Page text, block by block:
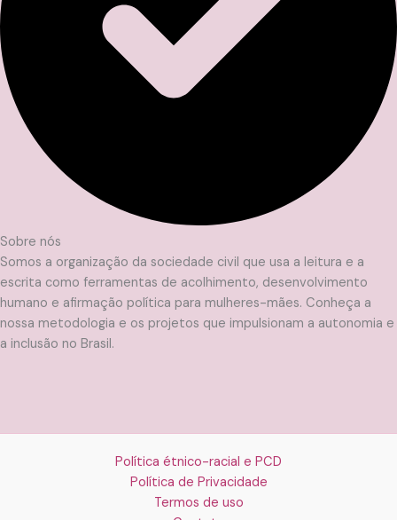
Sobre nós
Somos a organização da sociedade civil que usa a leitura e a
escrita como ferramentas de acolhimento, desenvolvimento
humano e afirmação política para mulheres-mães. Conheça a
nossa metodologia e os projetos que impulsionam a autonomia e
a inclusão no Brasil.
Política étnico-racial e PCD
Política de Privacidade
Termos de uso